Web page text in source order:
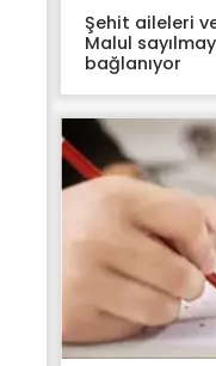
Şehit aileleri
Malul
bağlanıyor